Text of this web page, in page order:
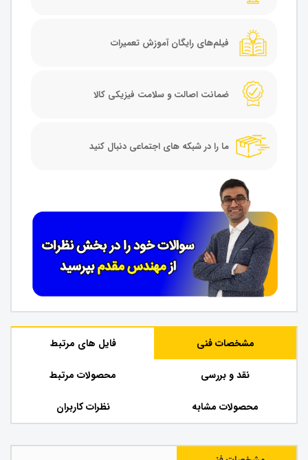
فیلم‌های رایگان آموزش تعمیرات
ضمانت اصالت و سلامت فیزیکی کالا
ما را در شبکه های اجتماعی دنبال کنید
مشخصات فنی فایل های مرتبط
نقد و بررسی محصولات مرتبط
محصولات مشابه نظرات کاربران